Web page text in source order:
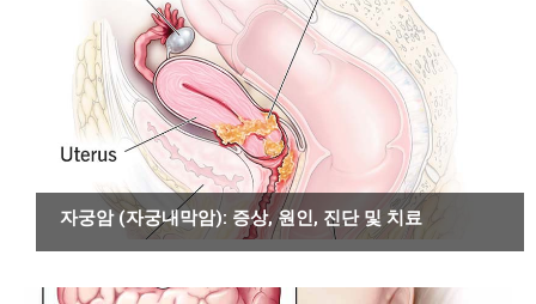
자궁암 (자궁내막암): 증상, 원인, 진단 및 치료